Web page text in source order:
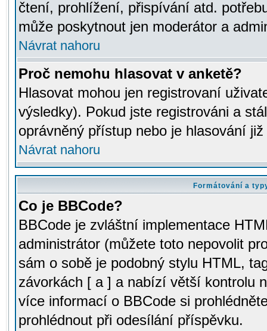
čtení, prohlížení, přispívání atd.
může poskytnout jen moderátor a
Návrat nahoru
Proč nemohu hlasovat v anketě?
Hlasovat mohou jen registrovaní
výsledky). Pokud jste registrováni a
oprávněný přístup nebo je hlasování
Návrat nahoru
Formátování a
Co je BBCode?
BBCode je zvláštní implementace
administrátor (můžete toto nepovolit
sám o sobě je podobný stylu HTML,
závorkách [ a ] a nabízí větší kontrolu
více informací o BBCode si
prohlédnout při odesílání příspěvku.